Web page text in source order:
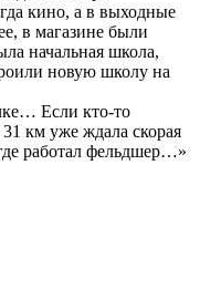
кино, а в выходные
в магазине были
начальная школа,
новую школу на
Если кто-то
31 км уже ждала скорая
работал фельдшер…»